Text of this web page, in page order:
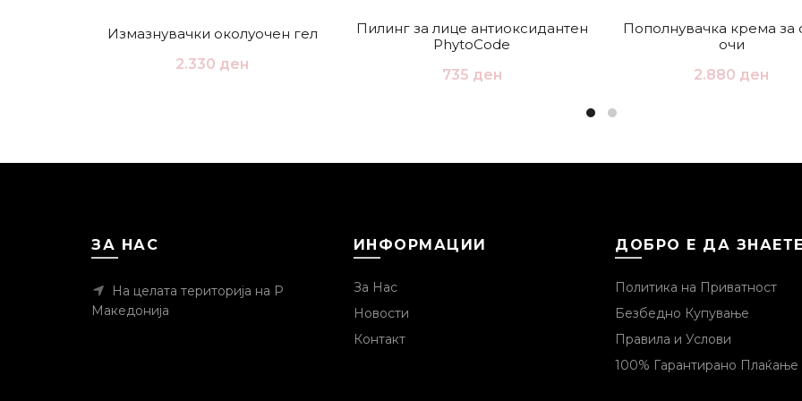
Измазнувачки околуочен гел
2.330 ден
Пилинг за лице антиоксидантен
PhytoCode
735 ден
Пополнувачка крема за
очи
2.880 ден
ЗА НАС
На целата територија на Р
Македонија
ИНФОРМАЦИИ
За Нас
Новости
Контакт
ДОБРО Е ДА ЗНАЕТЕ
Политика на Приватност
Безбедно Купување
Правила и Услови
100% Гарантирано Плаќање